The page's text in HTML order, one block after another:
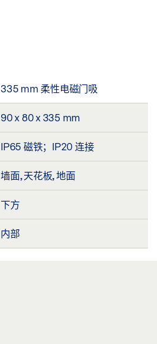
335 mm 柔性电磁门吸
90 x 80 x 335 mm
IP65 磁铁；IP20 连接
墙面, 天花板, 地面
下方
内部